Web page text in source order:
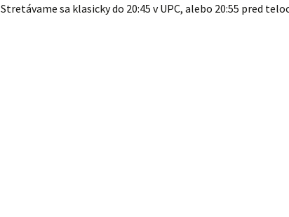
Stretávame sa klasicky do 20:45 v UPC, alebo 20:55 pred